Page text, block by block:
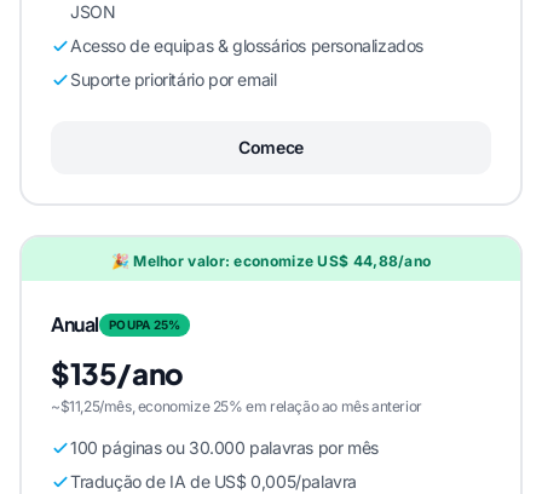
JSON
Acesso de equipas & glossários personalizados
Suporte prioritário por email
Comece
🎉 Melhor valor: economize US$ 44,88/ano
Anual POUPA 25%
$135/ano
~$11,25/mês, economize 25% em relação ao mês anterior
100 páginas ou 30.000 palavras por mês
Tradução de IA de US$ 0,005/palavra